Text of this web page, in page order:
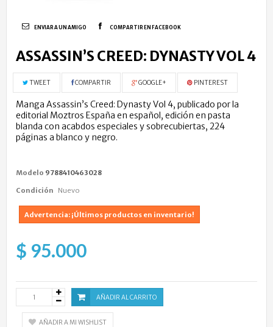
ENVIAR A UN AMIGO COMPARTIR EN FACEBOOK
ASSASSIN’S CREED: DYNASTY VOL 4
TWEET COMPARTIR GOOGLE+ PINTEREST
Manga Assassin’s Creed: Dynasty Vol 4, publicado por la
editorial Moztros España en español, edición en pasta
blanda con acabdos especiales y sobrecubiertas, 224
páginas a blanco y negro.
Modelo 9788410463028
Condición Nuevo
Advertencia: ¡Últimos productos en inventario!
$ 95.000
AÑADIR AL CARRITO
AÑADIR A MI WISHLIST